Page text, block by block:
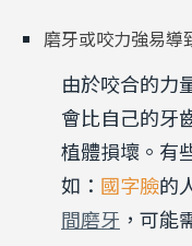
磨牙或咬力強易導
由於咬合的力
會比自己的牙
植體損壞。有
如： 國字臉的
間磨牙 ，可能